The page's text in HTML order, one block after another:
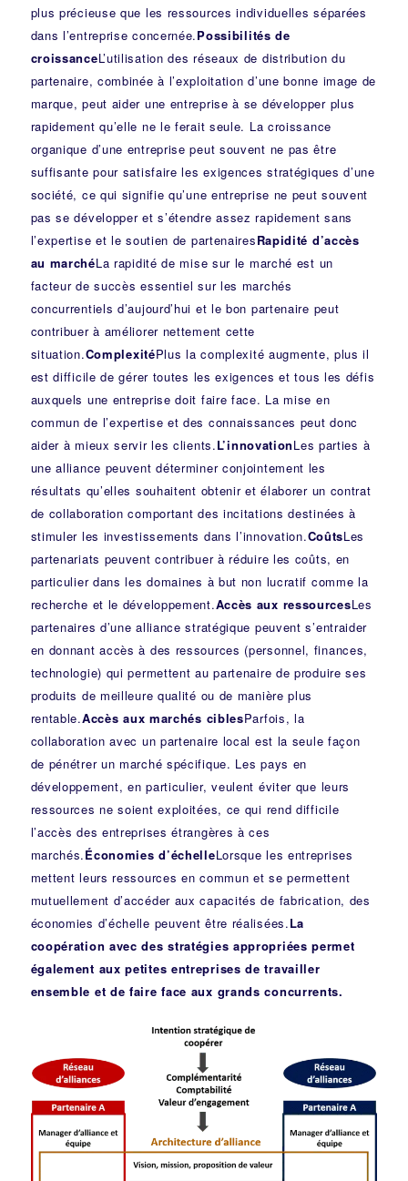
plus précieuse que les ressources individuelles séparées
dans l’entreprise concernée.Possibilités de
croissanceL’utilisation des réseaux de distribution du
partenaire, combinée à l’exploitation d’une bonne image de
marque, peut aider une entreprise à se développer plus
rapidement qu’elle ne le ferait seule. La croissance
organique d’une entreprise peut souvent ne pas être
suffisante pour satisfaire les exigences stratégiques d’une
société, ce qui signifie qu’une entreprise ne peut souvent
pas se développer et s’étendre assez rapidement sans
l’expertise et le soutien de partenairesRapidité d’accès
au marchéLa rapidité de mise sur le marché est un
facteur de succès essentiel sur les marchés
concurrentiels d’aujourd’hui et le bon partenaire peut
contribuer à améliorer nettement cette
situation.ComplexitéPlus la complexité augmente, plus il
est difficile de gérer toutes les exigences et tous les défis
auxquels une entreprise doit faire face. La mise en
commun de l’expertise et des connaissances peut donc
aider à mieux servir les clients.L’innovationLes parties à
une alliance peuvent déterminer conjointement les
résultats qu’elles souhaitent obtenir et élaborer un contrat
de collaboration comportant des incitations destinées à
stimuler les investissements dans l’innovation.CoûtsLes
partenariats peuvent contribuer à réduire les coûts, en
particulier dans les domaines à but non lucratif comme la
recherche et le développement.Accès aux ressourcesLes
partenaires d’une alliance stratégique peuvent s’entraider
en donnant accès à des ressources (personnel, finances,
technologie) qui permettent au partenaire de produire ses
produits de meilleure qualité ou de manière plus
rentable.Accès aux marchés ciblesParfois, la
collaboration avec un partenaire local est la seule façon
de pénétrer un marché spécifique. Les pays en
développement, en particulier, veulent éviter que leurs
ressources ne soient exploitées, ce qui rend difficile
l’accès des entreprises étrangères à ces
marchés.Économies d’échelleLorsque les entreprises
mettent leurs ressources en commun et se permettent
mutuellement d’accéder aux capacités de fabrication, des
économies d’échelle peuvent être réalisées.La
coopération avec des stratégies appropriées permet
également aux petites entreprises de travailler
ensemble et de faire face aux grands concurrents.